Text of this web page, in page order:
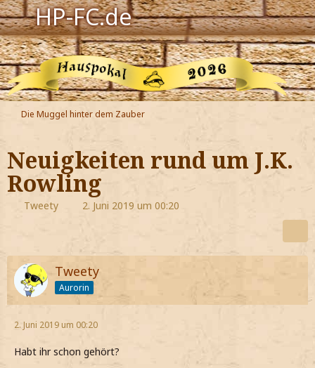
HP-FC.de
Navigation
Harry Potter
Der HP-FC
Hogwarts
Zauberwelt
Willkommen
Jetzt Fanclub-Mitglied werden!
Die Muggel hinter dem Zauber
Neuigkeiten rund um J.K.
Rowling
Tweety 2. Juni 2019 um 00:20
Tweety
Aurorin
2. Juni 2019 um 00:20
Habt ihr schon gehört?